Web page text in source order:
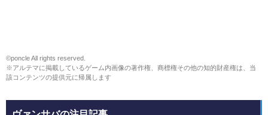
©poncle All rights reserved.
※アルテマに掲載しているゲーム内画像の著作権、商標権その他の知的財産権は、当
該コンテンツの提供元に帰属します